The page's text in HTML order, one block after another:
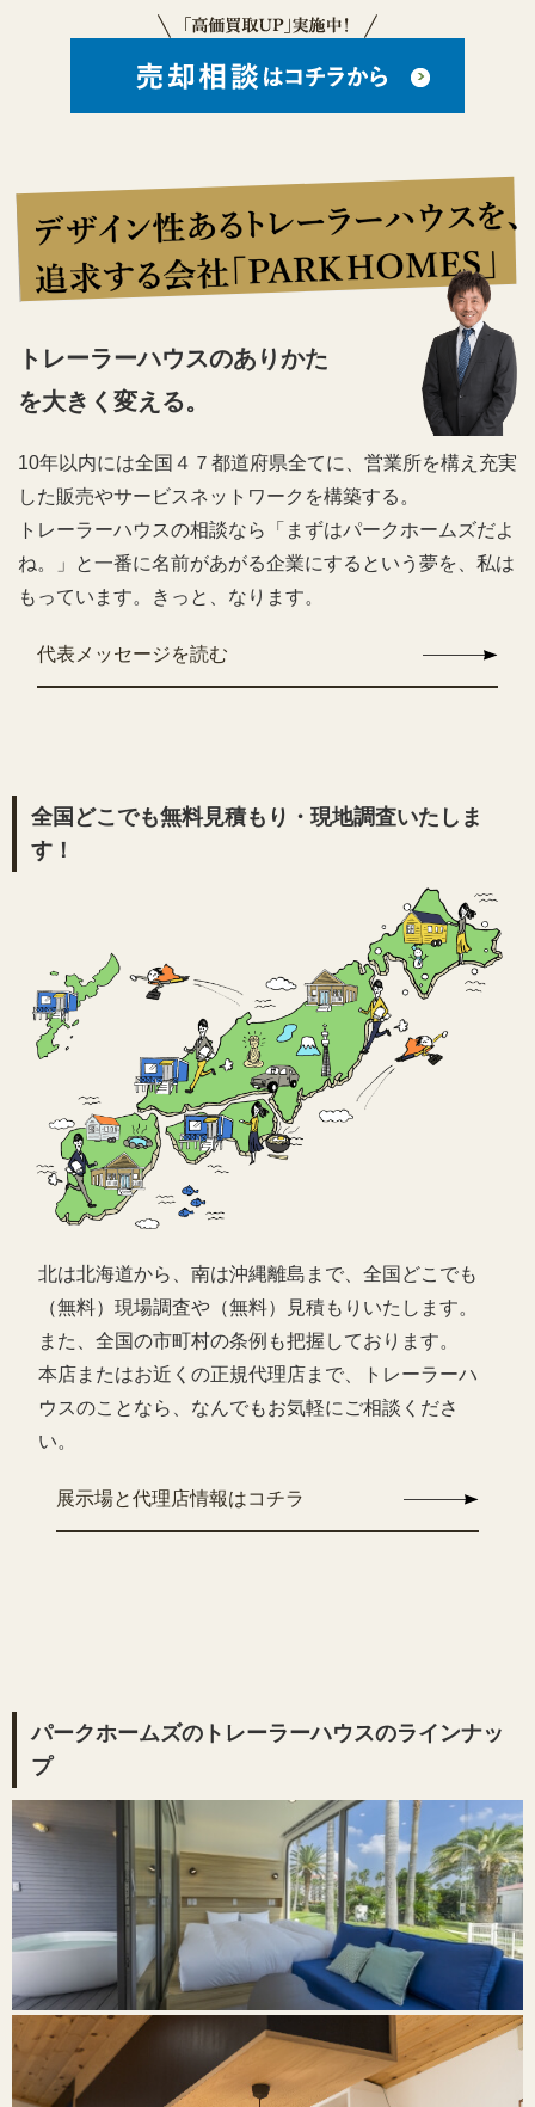
トレーラーハウスのありかた
を大きく変える。
10年以内には全国４７都道府県全てに、営業所を構え充実
した販売やサービスネットワークを構築する。
トレーラーハウスの相談なら「まずはパークホームズだよ
ね。」と一番に名前があがる企業にするという夢を、私は
もっています。きっと、なります。
代表メッセージを読む
全国どこでも無料見積もり・現地調査いたしま
す！
北は北海道から、南は沖縄離島まで、全国どこでも
（無料）現場調査や（無料）見積もりいたします。
また、全国の市町村の条例も把握しております。
本店またはお近くの正規代理店まで、トレーラーハ
ウスのことなら、なんでもお気軽にご相談くださ
い。
展示場と代理店情報はコチラ
パークホームズのトレーラーハウスのラインナッ
プ